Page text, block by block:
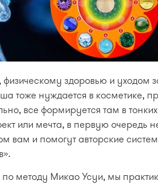
здоровью и уходом
тоже нуждается в косметике,
все формируется там в
или мечта, в первую очередь
вам и помогут авторские
методу Микао Усуи, мы